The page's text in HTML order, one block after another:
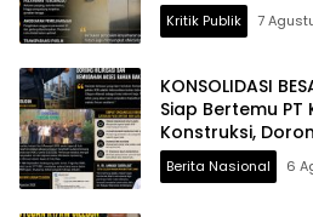
Kritik Publik 7
KONSOLIDASI
Siap Bertemu
Konstruksi,
Kemudahan
Berita Nasional 6